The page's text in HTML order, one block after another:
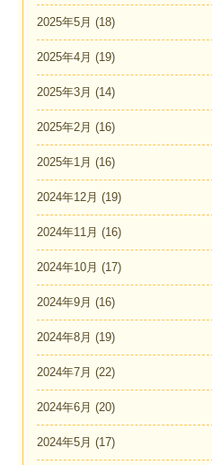
2025年5月 (18)
2025年4月 (19)
2025年3月 (14)
2025年2月 (16)
2025年1月 (16)
2024年12月 (19)
2024年11月 (16)
2024年10月 (17)
2024年9月 (16)
2024年8月 (19)
2024年7月 (22)
2024年6月 (20)
2024年5月 (17)